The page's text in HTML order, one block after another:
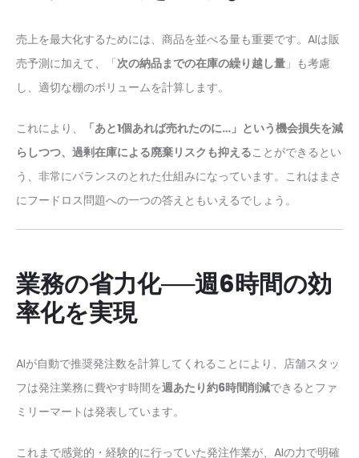
売上を最大化するためには、商品を並べる量も重要です。AIは販
売予測に加えて、「次の納品までの在庫の繰り越し量 」も考慮
し、適切な棚のボリュームを計算します。
これにより、
「あと1個あれば売れたのに…」という機会損失を減
らしつつ、過剰在庫による廃棄リスクも抑えることができるとい
う、非常にバランスのとれた仕組みになっています。これはまさ
にフードロス問題への一つの答えともいえるでしょう。
業務の省力化──週6時間の効
率化を実現
AIが自動で推奨発注数を計算してくれることにより、店舗スタッ
フは発注業務に費やす時間を週あたり約6時間削減できるとファ
ミリーマートは発表しています。
これまで感覚的・経験的に行っていた発注作業が、AIの力で明確